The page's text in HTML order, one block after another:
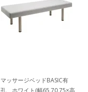
マッサージベッドBASIC有
孔 ホワイト(幅65,70,75×高